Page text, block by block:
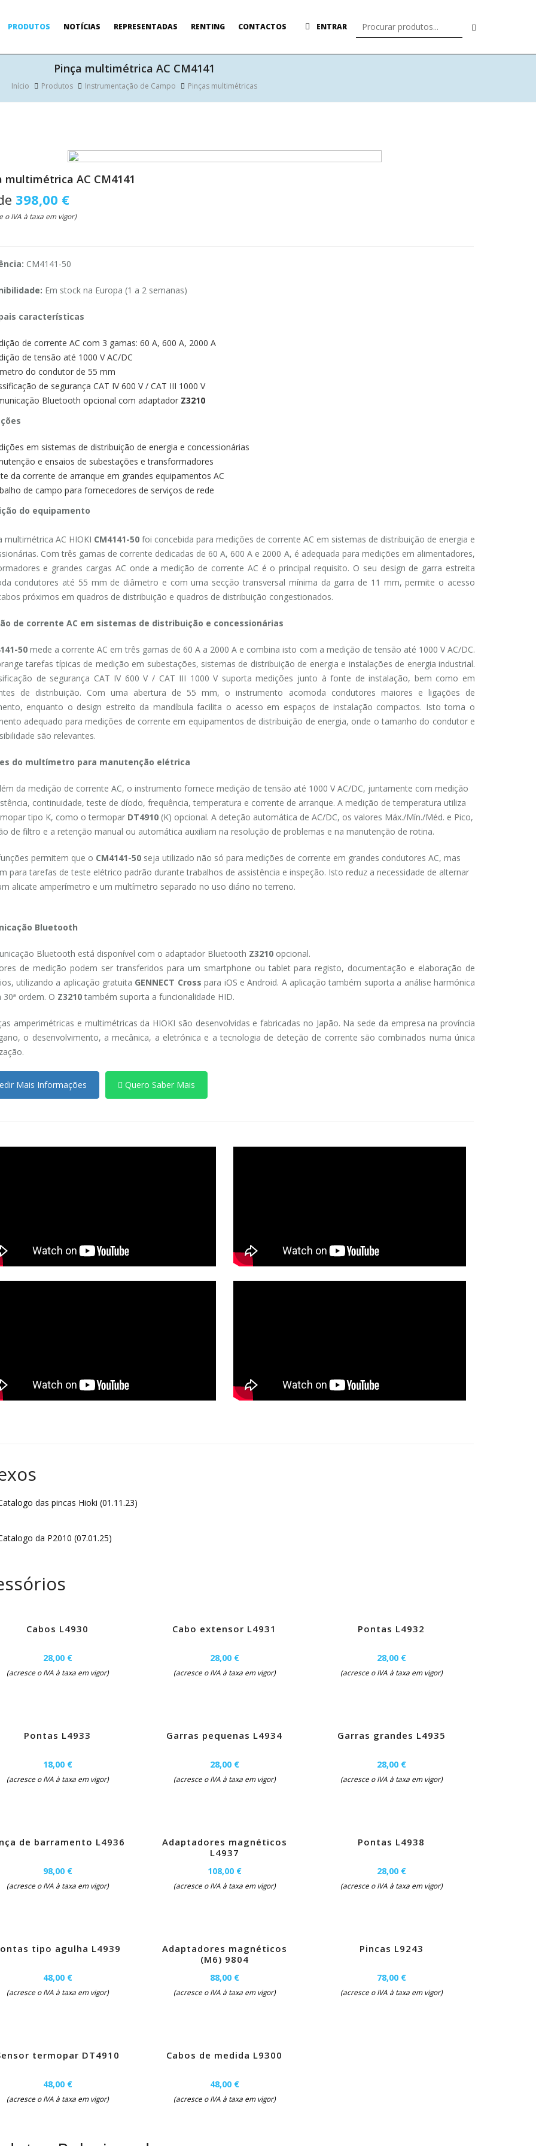
PRODUTOS NOTÍCIAS REPRESENTADAS RENTING CONTACTOS ENTRAR
Pinça multimétrica AC CM4141
Início Produtos Instrumentação de Campo Pinças multimétricas
multimétrica AC CM4141
398,00 €
o IVA à taxa em vigor)
CM4141-50
Em stock na Europa (1 a 2 semanas)
características
de corrente AC com 3 gamas: 60 A, 600 A, 2000 A
de tensão até 1000 V AC/DC
do condutor de 55 mm
de segurança CAT IV 600 V / CAT III 1000 V
Bluetooth opcional com adaptador Z3210
em sistemas de distribuição de energia e concessionárias
e ensaios de subestações e transformadores
da corrente de arranque em grandes equipamentos AC
de campo para fornecedores de serviços de rede
do equipamento
multimétrica AC HIOKI CM4141-50foi concebida para medições de corrente AC em sistemas de distribuição de energia e
Com três gamas de corrente dedicadas de 60 A, 600 A e 2000 A, é adequada para medições em alimentadores,
e grandes cargas AC onde a medição de corrente AC é o principal requisito. O seu design de garra estreita
condutores até 55 mm de diâmetro e com uma secção transversal mínima da garra de 11 mm, permite o acesso
próximos em quadros de distribuição e quadros de distribuição congestionados.
de corrente AC em sistemas de distribuição e concessionárias
50mede a corrente AC em três gamas de 60 A a 2000 A e combina isto com a medição de tensão até 1000 V AC/DC.
tarefas típicas de medição em subestações, sistemas de distribuição de energia e instalações de energia industrial.
de segurança CAT IV 600 V / CAT III 1000 V suporta medições junto à fonte de instalação, bem como em
de distribuição. Com uma abertura de 55 mm, o instrumento acomoda condutores maiores e ligações de
enquanto o design estreito da mandíbula facilita o acesso em espaços de instalação compactos. Isto torna o
adequado para medições de corrente em equipamentos de distribuição de energia, onde o tamanho do condutor e
são relevantes.
do multímetro para manutenção elétrica
da medição de corrente AC, o instrumento fornece medição de tensão até 1000 V AC/DC, juntamente com medição
continuidade, teste de díodo, frequência, temperatura e corrente de arranque. A medição de temperatura utiliza
tipo K, como o termopar DT4910(K) opcional. A deteção automática de AC/DC, os valores Máx./Mín./Méd. e Pico,
de filtro e a retenção manual ou automática auxiliam na resolução de problemas e na manutenção de rotina.
permitem que o CM4141-50seja utilizado não só para medições de corrente em grandes condutores AC, mas
para tarefas de teste elétrico padrão durante trabalhos de assistência e inspeção. Isto reduz a necessidade de alternar
alicate amperímetro e um multímetro separado no uso diário no terreno.
Bluetooth
Bluetooth está disponível com o adaptador Bluetooth Z3210opcional.
de medição podem ser transferidos para um smartphone ou tablet para registo, documentação e elaboração de
utilizando a aplicação gratuita GENNECT Cross para iOS e Android. A aplicação também suporta a análise harmónica
30ª ordem. O Z3210também suporta a funcionalidade HID.
amperimétricas e multimétricas da HIOKI são desenvolvidas e fabricadas no Japão. Na sede da empresa na província
o desenvolvimento, a mecânica, a eletrónica e a tecnologia de deteção de corrente são combinados numa única
Mais Informações Quero Saber Mais
das pincas Hioki (01.11.23)
da P2010 (07.01.25)
Cabos L4930
28,00 €
(acresce o IVA à taxa em vigor)
Cabo extensor L4931
28,00 €
(acresce o IVA à taxa em vigor)
Pontas L4932
28,00 €
(acresce o IVA à taxa em vigor)
Pontas L4933
18,00 €
(acresce o IVA à taxa em vigor)
Garras pequenas L4934
28,00 €
(acresce o IVA à taxa em vigor)
Garras grandes L4935
28,00 €
(acresce o IVA à taxa em vigor)
de barramento L4936
98,00 €
(acresce o IVA à taxa em vigor)
Adaptadores magnéticos
L4937
108,00 €
(acresce o IVA à taxa em vigor)
Pontas L4938
28,00 €
(acresce o IVA à taxa em vigor)
tipo agulha L4939
48,00 €
(acresce o IVA à taxa em vigor)
Adaptadores magnéticos
(M6) 9804
88,00 €
(acresce o IVA à taxa em vigor)
Pincas L9243
78,00 €
(acresce o IVA à taxa em vigor)
termopar DT4910
48,00 €
(acresce o IVA à taxa em vigor)
Cabos de medida L9300
48,00 €
(acresce o IVA à taxa em vigor)